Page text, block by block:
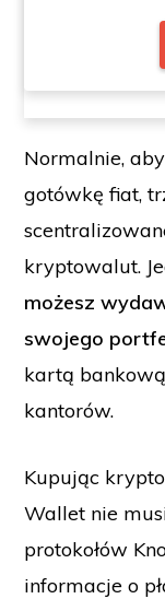
Normalnie,
gotówkę fiat,
kryptowalut.
możesz
swojego
kartą
kantorów.
Kupując
Wallet nie
protokołów
informacje o